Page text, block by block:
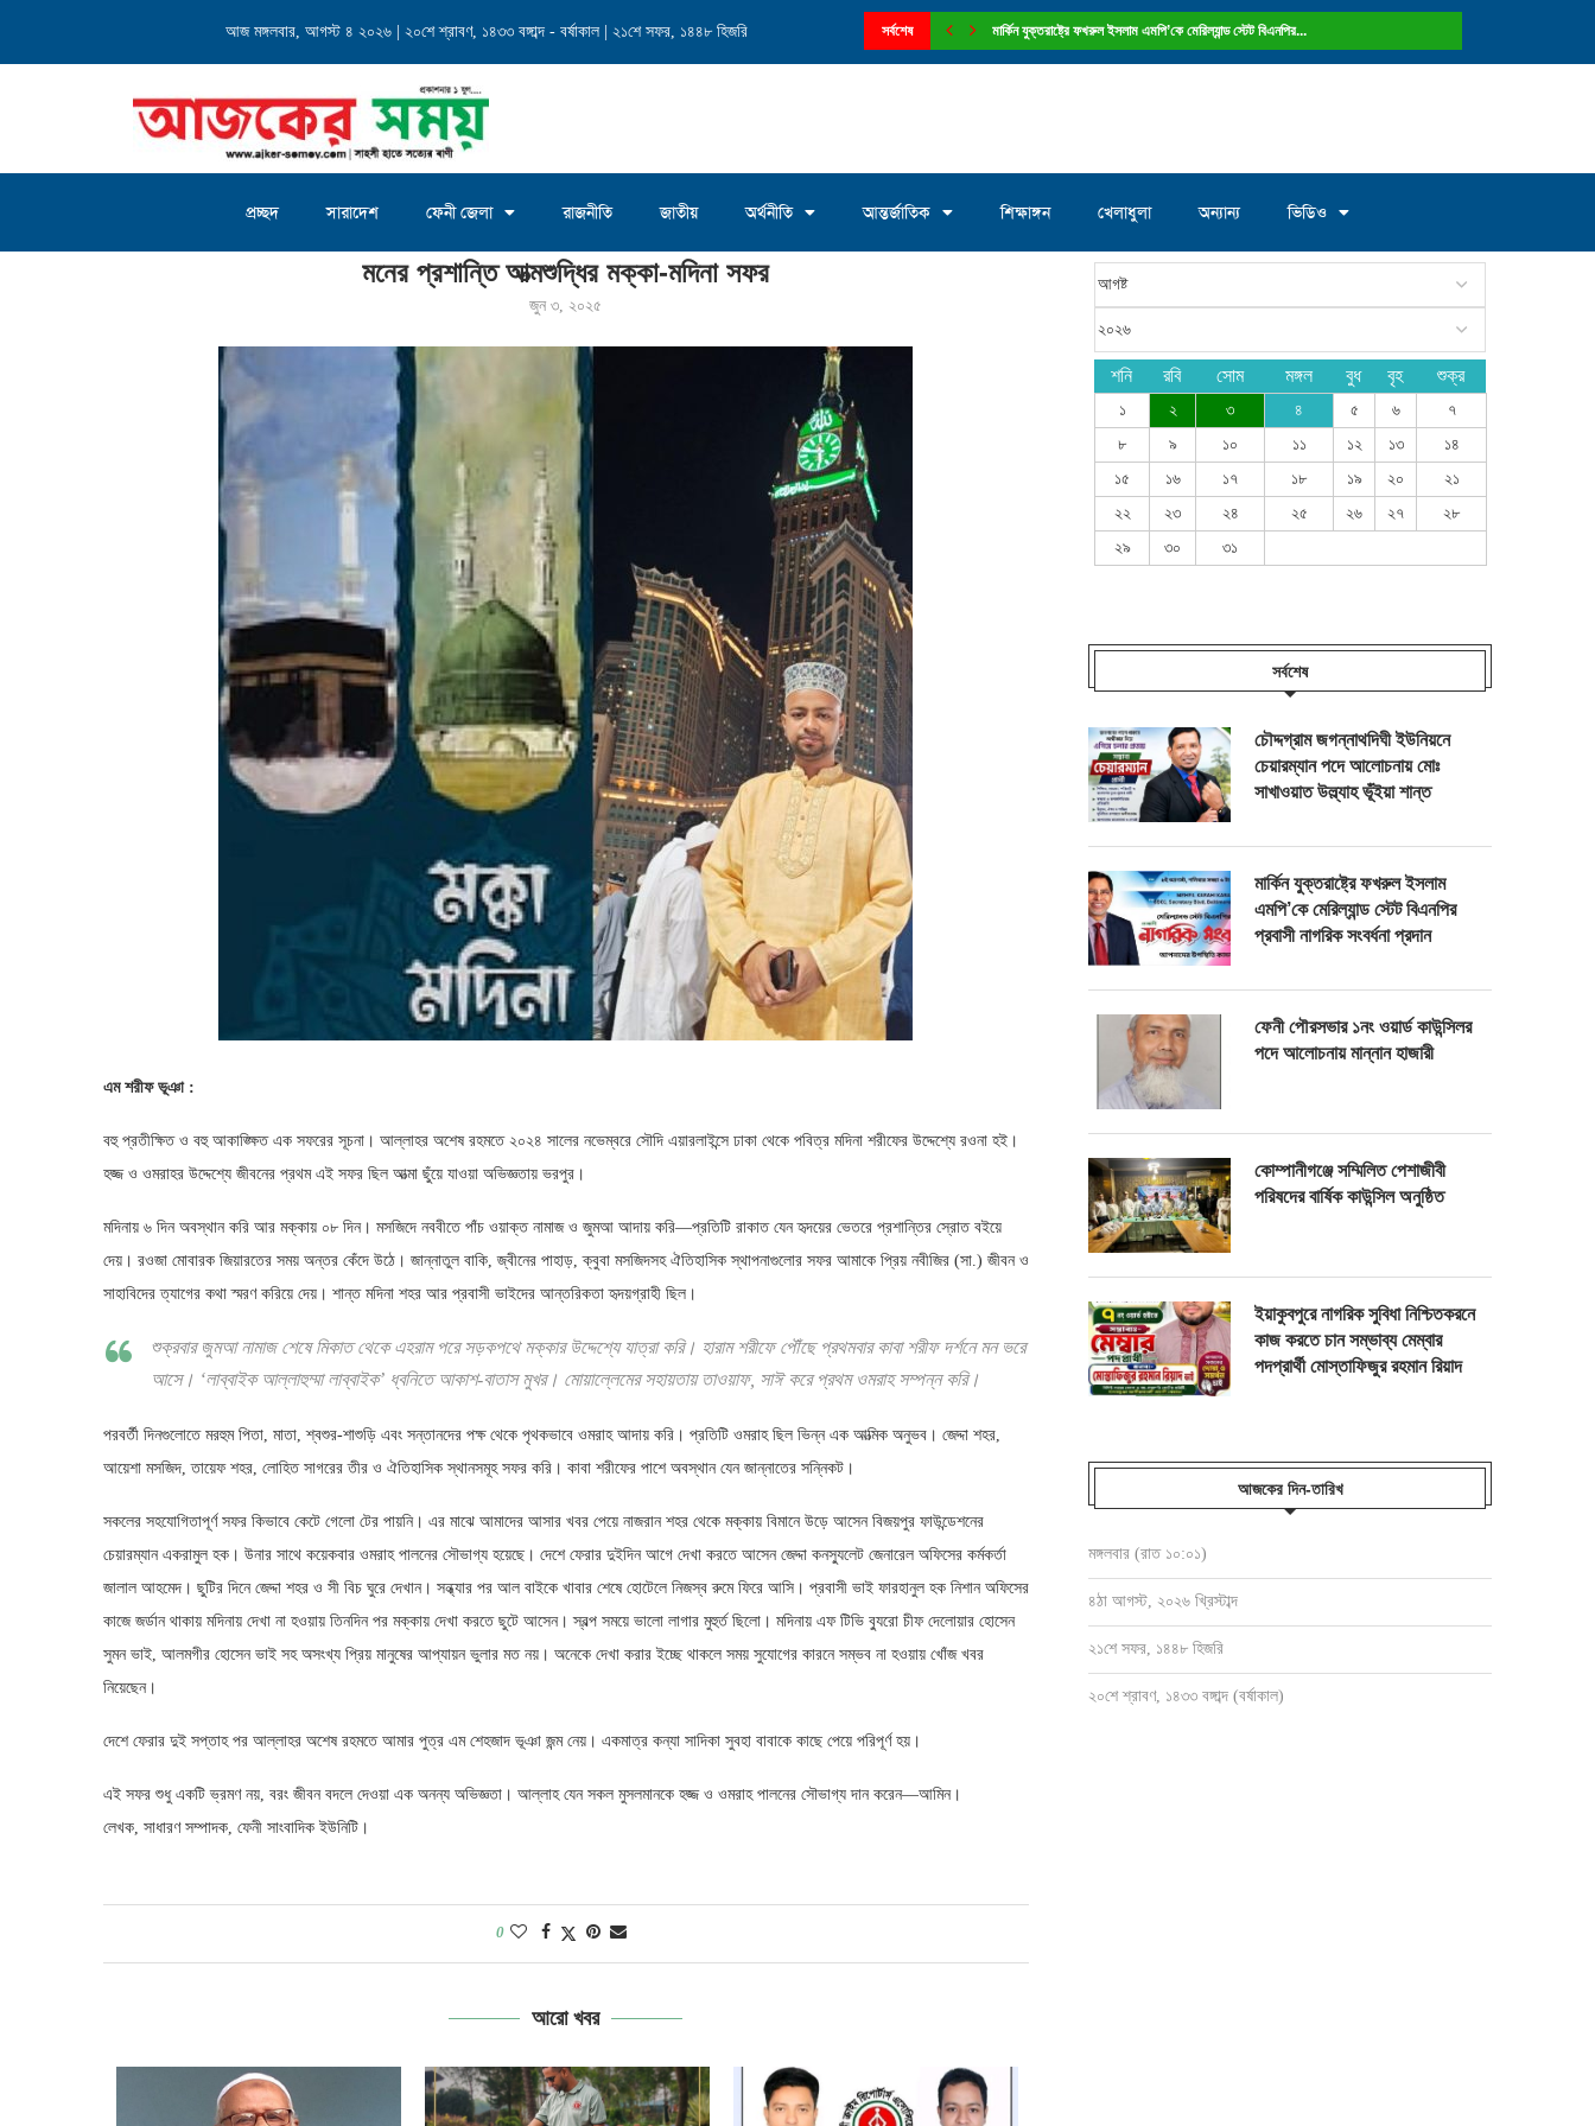
আজ মঙ্গলবার, আগস্ট ৪ ২০২৬ | ২০শে শ্রাবণ, ১৪৩৩ বঙ্গাব্দ - বর্ষাকাল | ২১শে সফর, ১৪৪৮ হিজরি সর্বশেষ
চৌদ্দগ্রাম জগন্নাথদিঘী ইউনিয়নে চেয়ারম্যান পদে আলোচনায় মোঃ সাখাওয়াত... মার্কিন যুক্তরাষ্ট্রে ফখরুল ইসলাম এমপি’কে মেরিল্যান্ড স্টেট বিএনপির...
প্রচ্ছদ সারাদেশ ফেনী জেলা রাজনীতি জাতীয় অর্থনীতি আন্তর্জাতিক শিক্ষাঙ্গন খেলাধুলা অন্যান্য ভিডিও
মনের প্রশান্তি আত্মশুদ্ধির মক্কা-মদিনা সফর
মনের প্রশান্তি আত্মশুদ্ধির মক্কা-মদিনা সফর
জুন ৩, ২০২৫
এম শরীফ ভূঞা :
বহু প্রতীক্ষিত ও বহু আকাঙ্ক্ষিত এক সফরের সূচনা। আল্লাহর অশেষ রহমতে ২০২৪ সালের নভেম্বরে সৌদি এয়ারলাইন্সে ঢাকা থেকে পবিত্র মদিনা শরীফের উদ্দেশ্যে রওনা হই।
হজ্জ ও ওমরাহর উদ্দেশ্যে জীবনের প্রথম এই সফর ছিল আত্মা ছুঁয়ে যাওয়া অভিজ্ঞতায় ভরপুর।
মদিনায় ৬ দিন অবস্থান করি আর মক্কায় ০৮ দিন। মসজিদে নববীতে পাঁচ ওয়াক্ত নামাজ ও জুমআ আদায় করি—প্রতিটি রাকাত যেন হৃদয়ের ভেতরে প্রশান্তির স্রোত বইয়ে
দেয়। রওজা মোবারক জিয়ারতের সময় অন্তর কেঁদে উঠে। জান্নাতুল বাকি, জ্বীনের পাহাড়, ক্বুবা মসজিদসহ ঐতিহাসিক স্থাপনাগুলোর সফর আমাকে প্রিয় নবীজির (সা.) জীবন ও
সাহাবিদের ত্যাগের কথা স্মরণ করিয়ে দেয়। শান্ত মদিনা শহর আর প্রবাসী ভাইদের আন্তরিকতা হৃদয়গ্রাহী ছিল।
শুক্রবার জুমআ নামাজ শেষে মিকাত থেকে এহরাম পরে সড়কপথে মক্কার উদ্দেশ্যে যাত্রা করি। হারাম শরীফে পৌঁছে প্রথমবার কাবা শরীফ দর্শনে মন ভরে
আসে। ‘লাব্বাইক আল্লাহুম্মা লাব্বাইক’ ধ্বনিতে আকাশ-বাতাস মুখর। মোয়াল্লেমের সহায়তায় তাওয়াফ, সাঈ করে প্রথম ওমরাহ সম্পন্ন করি।
পরবর্তী দিনগুলোতে মরহুম পিতা, মাতা, শ্বশুর-শাশুড়ি এবং সন্তানদের পক্ষ থেকে পৃথকভাবে ওমরাহ আদায় করি। প্রতিটি ওমরাহ ছিল ভিন্ন এক আত্মিক অনুভব। জেদ্দা শহর,
আয়েশা মসজিদ, তায়েফ শহর, লোহিত সাগরের তীর ও ঐতিহাসিক স্থানসমূহ সফর করি। কাবা শরীফের পাশে অবস্থান যেন জান্নাতের সন্নিকট।
সকলের সহযোগিতাপূর্ণ সফর কিভাবে কেটে গেলো টের পায়নি। এর মাঝে আমাদের আসার খবর পেয়ে নাজরান শহর থেকে মক্কায় বিমানে উড়ে আসেন বিজয়পুর ফাউন্ডেশনের
চেয়ারম্যান একরামুল হক। উনার সাথে কয়েকবার ওমরাহ পালনের সৌভাগ্য হয়েছে। দেশে ফেরার দুইদিন আগে দেখা করতে আসেন জেদ্দা কনস্যুলেট জেনারেল অফিসের কর্মকর্তা
জালাল আহমেদ। ছুটির দিনে জেদ্দা শহর ও সী বিচ ঘুরে দেখান। সন্ধ্যার পর আল বাইকে খাবার শেষে হোটেলে নিজস্ব রুমে ফিরে আসি। প্রবাসী ভাই ফারহানুল হক নিশান অফিসের
কাজে জর্ডান থাকায় মদিনায় দেখা না হওয়ায় তিনদিন পর মক্কায় দেখা করতে ছুটে আসেন। স্বল্প সময়ে ভালো লাগার মুহুর্ত ছিলো। মদিনায় এফ টিভি ব্যুরো চীফ দেলোয়ার হোসেন
সুমন ভাই, আলমগীর হোসেন ভাই সহ অসংখ্য প্রিয় মানুষের আপ্যায়ন ভুলার মত নয়। অনেকে দেখা করার ইচ্ছে থাকলে সময় সুযোগের কারনে সম্ভব না হওয়ায় খোঁজ খবর
নিয়েছেন।
দেশে ফেরার দুই সপ্তাহ পর আল্লাহর অশেষ রহমতে আমার পুত্র এম শেহজাদ ভূঞা জন্ম নেয়। একমাত্র কন্যা সাদিকা সুবহা বাবাকে কাছে পেয়ে পরিপূর্ণ হয়।
এই সফর শুধু একটি ভ্রমণ নয়, বরং জীবন বদলে দেওয়া এক অনন্য অভিজ্ঞতা। আল্লাহ যেন সকল মুসলমানকে হজ্জ ও ওমরাহ পালনের সৌভাগ্য দান করেন—আমিন।
লেখক, সাধারণ সম্পাদক, ফেনী সাংবাদিক ইউনিটি।
0
আরো খবর
শনি রবি সোম মঙ্গল বুধ বৃহ শুক্র
১ ২ ৩ ৪ ৫ ৬
৭
৮
৯ ১০ ১১ ১২ ১৩
১৪
১৫
১৬ ১৭ ১৮ ১৯ ২০
২১
২২
২৩ ২৪ ২৫ ২৬ ২৭
২৮
২৯
৩০ ৩১
সর্বশেষ
চৌদ্দগ্রাম জগন্নাথদিঘী ইউনিয়নে
চেয়ারম্যান পদে আলোচনায় মোঃ
সাখাওয়াত উল্ল্যাহ ভূঁইয়া শান্ত
মার্কিন যুক্তরাষ্ট্রে ফখরুল ইসলাম
এমপি’কে মেরিল্যান্ড স্টেট বিএনপির
প্রবাসী নাগরিক সংবর্ধনা প্রদান
ফেনী পৌরসভার ১নং ওয়ার্ড কাউন্সিলর
পদে আলোচনায় মান্নান হাজারী
কোম্পানীগঞ্জে সম্মিলিত পেশাজীবী
পরিষদের বার্ষিক কাউন্সিল অনুষ্ঠিত
ইয়াকুবপুরে নাগরিক সুবিধা নিশ্চিতকরনে
কাজ করতে চান সম্ভাব্য মেম্বার
পদপ্রার্থী মোস্তাফিজুর রহমান রিয়াদ
আজকের দিন-তারিখ
মঙ্গলবার (রাত ১০:০১)
৪ঠা আগস্ট, ২০২৬ খ্রিস্টাব্দ
২১শে সফর, ১৪৪৮ হিজরি
২০শে শ্রাবণ, ১৪৩৩ বঙ্গাব্দ (বর্ষাকাল)